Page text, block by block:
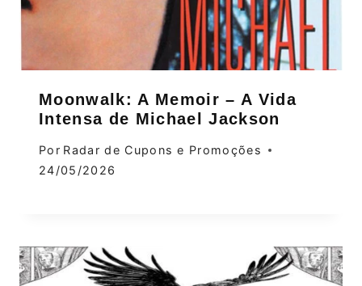
Moonwalk: A Memoir – A Vida
Intensa de Michael Jackson
Por Radar de Cupons e Promoções
24/05/2026